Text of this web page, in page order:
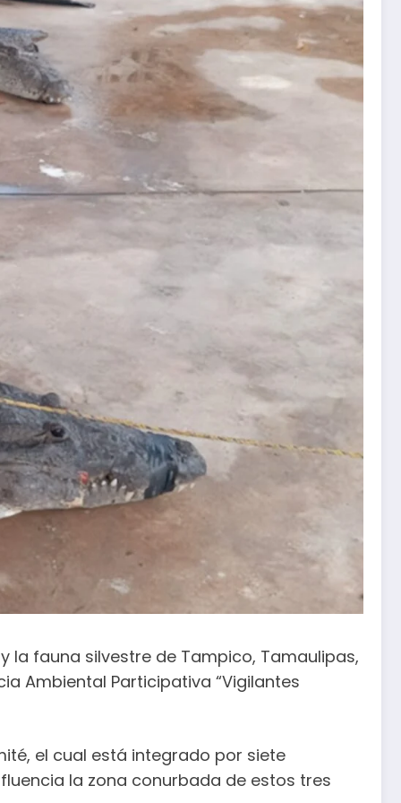
fauna silvestre de Tampico, Tamaulipas,
Ambiental Participativa “Vigilantes
el cual está integrado por siete
la zona conurbada de estos tres